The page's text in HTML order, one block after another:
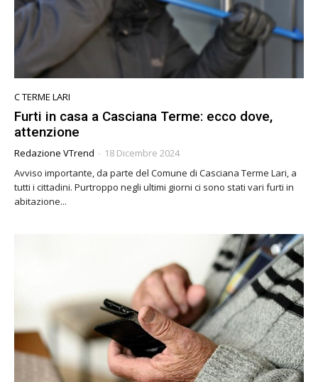
C TERME LARI
Furti in casa a Casciana Terme: ecco dove,
attenzione
Redazione VTrend - 18 Dicembre 2024
Avviso importante, da parte del Comune di Casciana Terme Lari, a
tutti i cittadini. Purtroppo negli ultimi giorni ci sono stati vari furti in
abitazione...